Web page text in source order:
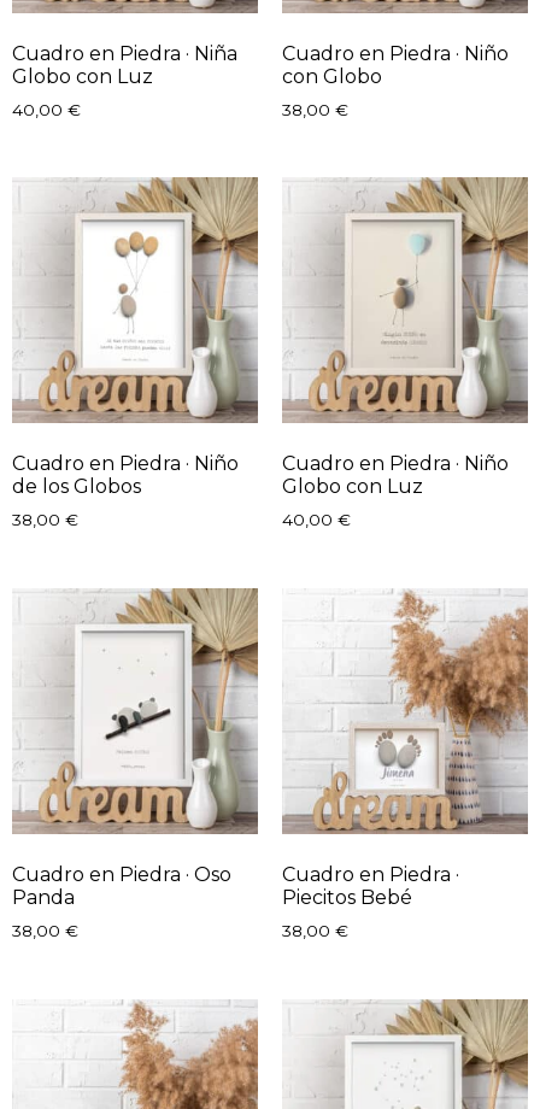
Cuadro en Piedra · Niña
Globo con Luz
40,00 €
Cuadro en Piedra · Niño
con Globo
38,00 €
Cuadro en Piedra · Niño
de los Globos
38,00 €
Cuadro en Piedra · Niño
Globo con Luz
40,00 €
Cuadro en Piedra · Oso
Panda
38,00 €
Cuadro en Piedra ·
Piecitos Bebé
38,00 €